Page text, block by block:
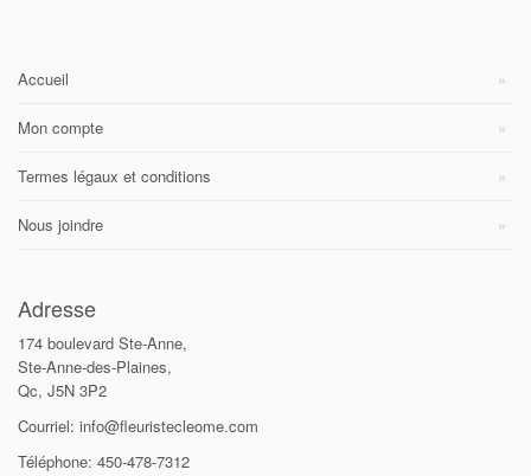
Accueil
Mon compte
Termes légaux et conditions
Nous joindre
Adresse
174 boulevard Ste-Anne,
Ste-Anne-des-Plaines,
Qc, J5N 3P2
Courriel: info@fleuristecleome.com
Téléphone: 450-478-7312